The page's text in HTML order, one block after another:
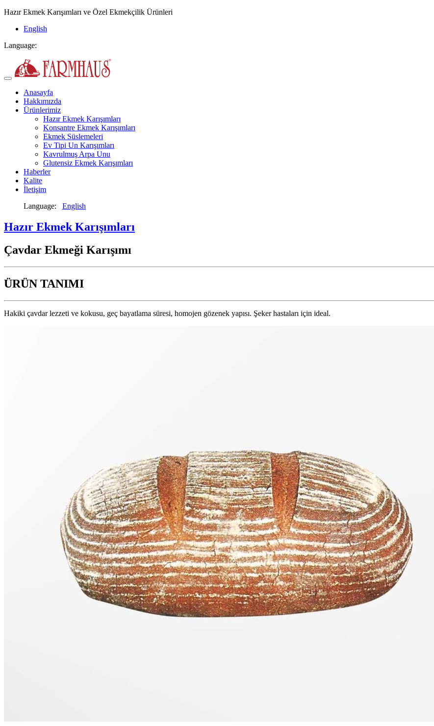
Hazır Ekmek Karışımları ve Özel Ekmekçilik Ürünleri
English
Language:
Anasayfa
Hakkımızda
Ürünlerimiz
Hazır Ekmek Karışımları
Konsantre Ekmek Karışımları
Ekmek Süslemeleri
Ev Tipi Un Karışımları
Kavrulmuş Arpa Unu
Glutensiz Ekmek Karışımları
Haberler
Kalite
İletişim
Language: English
Hazır Ekmek Karışımları
Çavdar Ekmeği Karışımı
ÜRÜN TANIMI
Hakiki çavdar lezzeti ve kokusu, geç bayatlama süresi, homojen gözenek yapısı. Şeker hastaları için ideal.